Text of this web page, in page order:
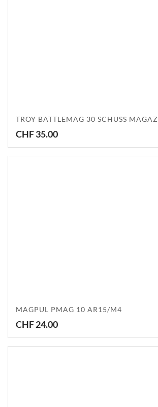
TROY BATTLEMAG 30 SCHUSS
CHF35.00
MAGPUL PMAG 10 AR15/M4
CHF24.00